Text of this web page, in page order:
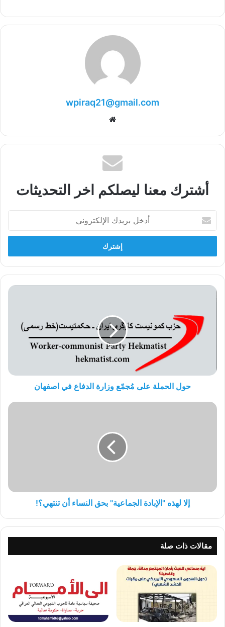
wpiraq21@gmail.com
أشترك معنا ليصلكم اخر التحديثات
بريدك
الإلكتروني
حول
مُجمّع
حول الحملة على مُجمّع وزارة الدفاع في اصفهان
إلا
إلا لهذه "الإبادة الجماعية" بحق النساء أن تنتهي؟!
مقالات ذات صلة